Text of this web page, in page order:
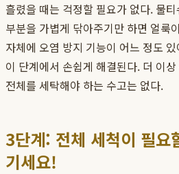
흘렸을 때는 걱정할 필요가 없다. 물
부분을 가볍게 닦아주기만 하면 얼룩
자체에 오염 방지 기능이 어느 정도
이 단계에서 손쉽게 해결된다. 더 이
전체를 세탁해야 하는 수고는 없다.
3단계: 전체 세척이 필요
기세요!